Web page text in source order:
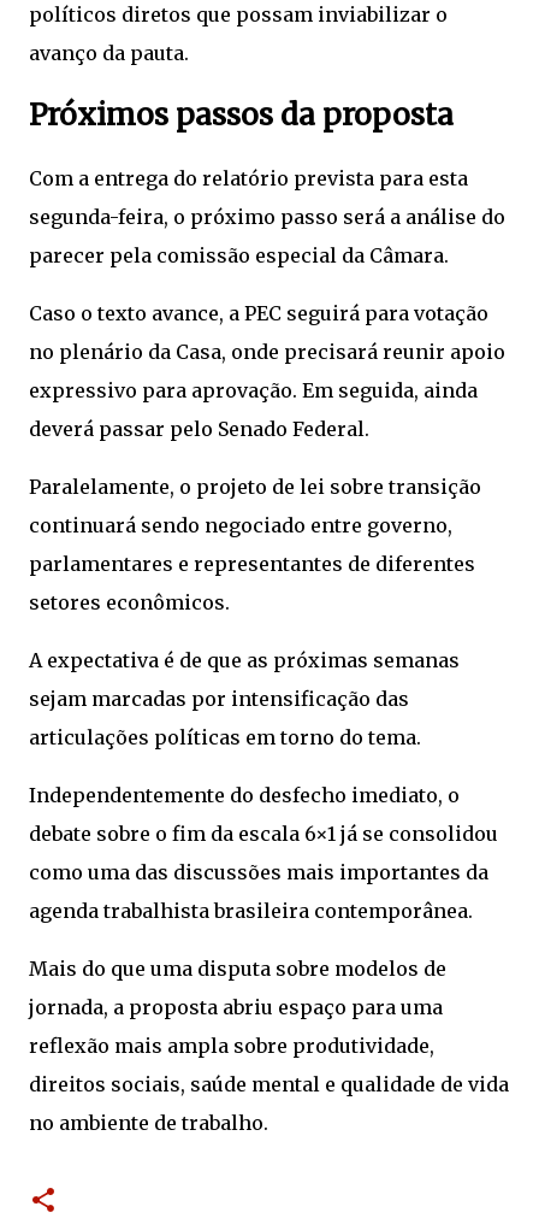
políticos diretos que possam inviabilizar o
avanço da pauta.
Próximos passos da proposta
Com a entrega do relatório prevista para esta
segunda-feira, o próximo passo será a análise do
parecer pela comissão especial da Câmara.
Caso o texto avance, a PEC seguirá para votação
no plenário da Casa, onde precisará reunir apoio
expressivo para aprovação. Em seguida, ainda
deverá passar pelo Senado Federal.
Paralelamente, o projeto de lei sobre transição
continuará sendo negociado entre governo,
parlamentares e representantes de diferentes
setores econômicos.
A expectativa é de que as próximas semanas
sejam marcadas por intensificação das
articulações políticas em torno do tema.
Independentemente do desfecho imediato, o
debate sobre o fim da escala 6×1 já se consolidou
como uma das discussões mais importantes da
agenda trabalhista brasileira contemporânea.
Mais do que uma disputa sobre modelos de
jornada, a proposta abriu espaço para uma
reflexão mais ampla sobre produtividade,
direitos sociais, saúde mental e qualidade de vida
no ambiente de trabalho.